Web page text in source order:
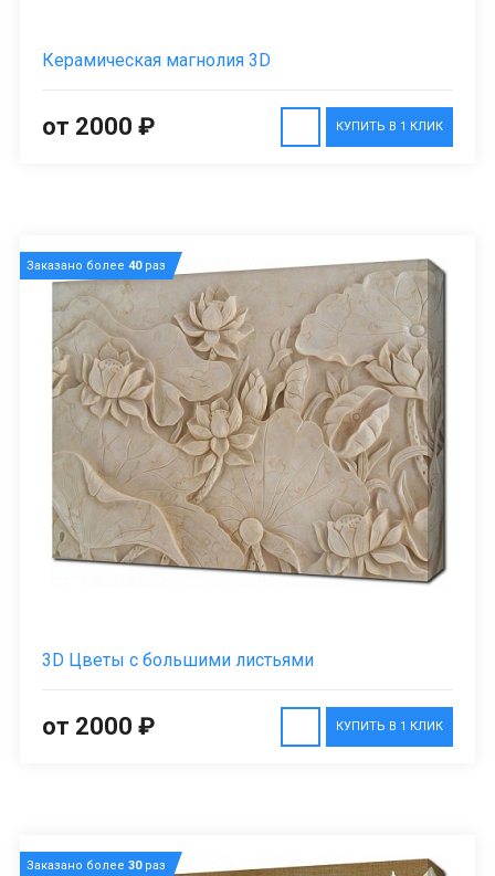
Керамическая магнолия 3D
КУПИТЬ В 1 КЛИК
от 2000 ₽
Заказано более 40раз
3D Цветы с большими листьями
КУПИТЬ В 1 КЛИК
от 2000 ₽
Заказано более 30раз